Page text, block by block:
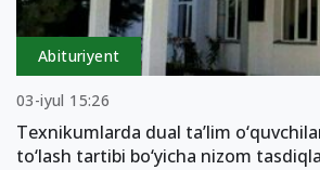
Abituriyent
03-iyul 15:26
Texnikumlarda dual ta’lim
to‘lash tartibi bo‘yicha nizom